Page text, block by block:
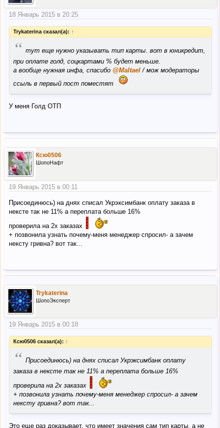
18 Январь 2015 в 20:25
Trykaterina сказал(а): ↑
“ тут еще нужно указывать тип карты. вот в юникредит,
при оплате голд, соцкартами % будет меньше.
а вообще нужная инфа, спасибо @Maltael / мож модераторы
ссыль в первый пост поместят
У меня Голд ОТП
Ксю0506
ШопоНафт
19 Январь 2015 в 00:11
Присоединюсь) на днях списал Укрэксимбанк оплату заказа в
нексте так не 11% а переплата больше 16%
проверила на 2х заказах
+ позвонила узнать почему-меня менеджер спросил- а зачем
нексту гривна? вот так...
Trykaterina
ШопоЭксперт
19 Январь 2015 в 00:18
Ксю0506 сказал(а): ↑
“ Присоединюсь) на днях списал Укрэксимбанк оплату
заказа в нексте так не 11% а переплата больше 16%
проверила на 2х заказах
+ позвонила узнать почему-меня менеджер спросил- а зачем
нексту гривна? вот так...
Это еще раз доказывает, что имеет значения сам тип карты, а не